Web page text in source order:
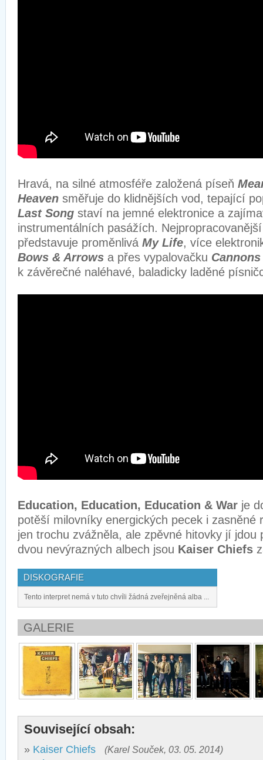
Hravá, na silné atmosféře založená píseň
Heaven směřuje do klidnějších vod, tepající
Last Song staví na jemné elektronice a
instrumentálních pasážích.
představuje proměnlivá My Life, více
Bows & Arrows a přes vypalovačku Cannons
k závěrečné naléhavé, baladicky laděné
Education, Education, Education & War je
potěší milovníky energických pecek i zasněné
jen trochu zvážněla, ale zpěvné hitovky jí jdou
dvou nevýrazných albech jsou Kaiser Chiefs
DISKOGRAFIE
Tento interpret nemá v tuto chvíli žádná zveřejněná alba ...
GALERIE
Související obsah:
» Kaiser Chiefs (Karel Souček, 03. 05. 2014)